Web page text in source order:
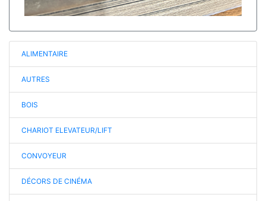
ALIMENTAIRE
AUTRES
BOIS
CHARIOT ELEVATEUR/LIFT
CONVOYEUR
DÉCORS DE CINÉMA